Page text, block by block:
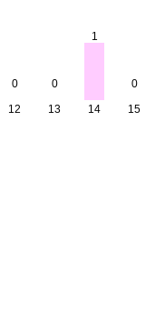
0
12
0
13
1
14
0
15